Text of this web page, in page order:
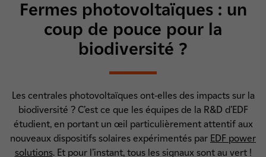
Fermes photovoltaïques : un
coup de pouce pour la
biodiversité ?
Les centrales photovoltaïques ont-elles des impacts sur la
biodiversité ? C’est ce que les équipes de la R&D d’EDF
étudient, en portant un œil particulièrement attentif aux
nouveaux dispositifs solaires expérimentés par EDF power
solutions. Et pour l’instant, tous les signaux sont au vert !